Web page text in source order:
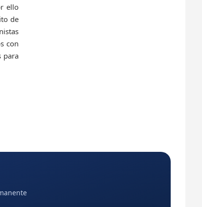
ello
de
con
para